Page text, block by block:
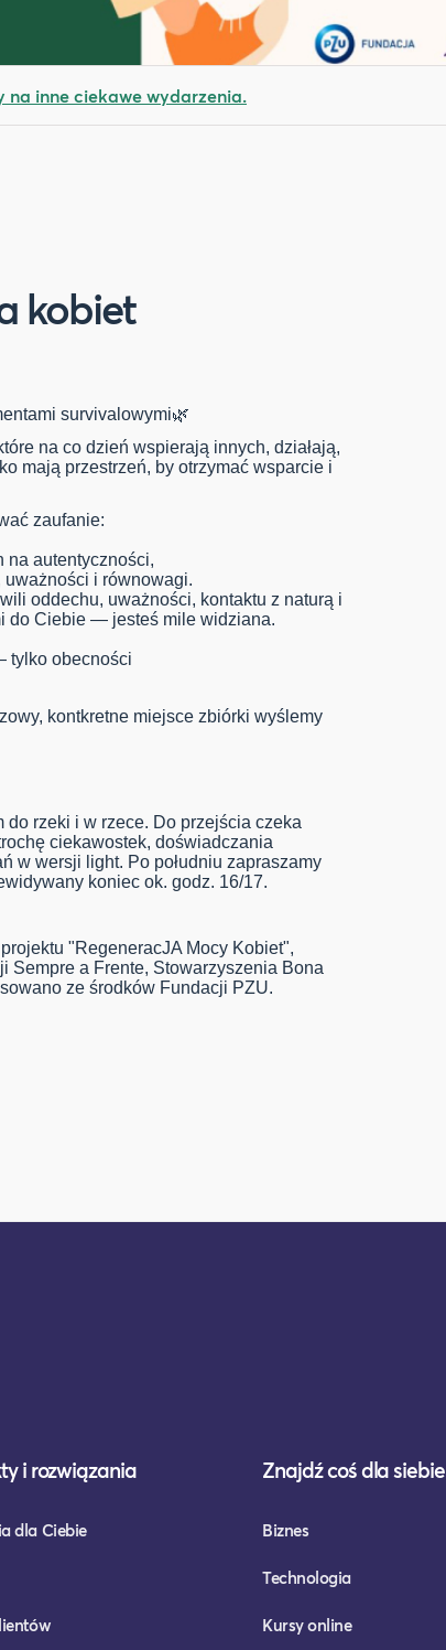
na inne ciekawe wydarzenia.
kobiet
survivalowymi🌿
na co dzień wspierają innych, działają,
mają przestrzeń, by otrzymać wsparcie i
zaufanie:
na autentyczności,
uważności i równowagi.
oddechu, uważności, kontaktu z naturą i
do Ciebie — jesteś mile widziana.
tylko obecności
kontkretne miejsce zbiórki wyślemy
rzeki i w rzece. Do przejścia czeka
ciekawostek, doświadczania
w wersji light. Po południu zapraszamy
koniec ok. godz. 16/17.
"RegeneracJA Mocy Kobiet",
Sempre a Frente, Stowarzyszenia Bona
ze środków Fundacji PZU.
i rozwiązania
dla Ciebie
Znajdź coś dla siebie
Biznes
Technologia
Kursy online